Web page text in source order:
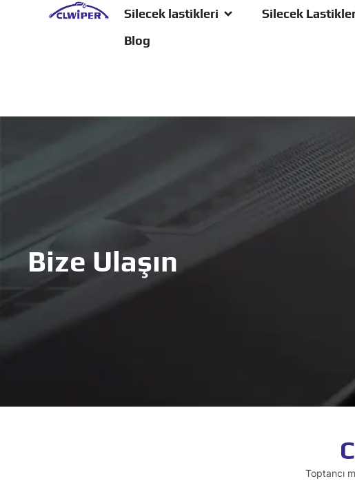
Silecek lastikleri Silecek
Blog
Bize Ulaşın
Toptancı